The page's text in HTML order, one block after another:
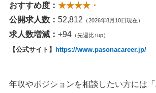
おすすめ度： ★★★★・
公開求人数： 52,812 （2026年8月10日現在）
求人数増減： +94 （先週比↑up）
【公式サイト】 https://www.pasonacareer.jp/
年収やポジションを相談したい方には「